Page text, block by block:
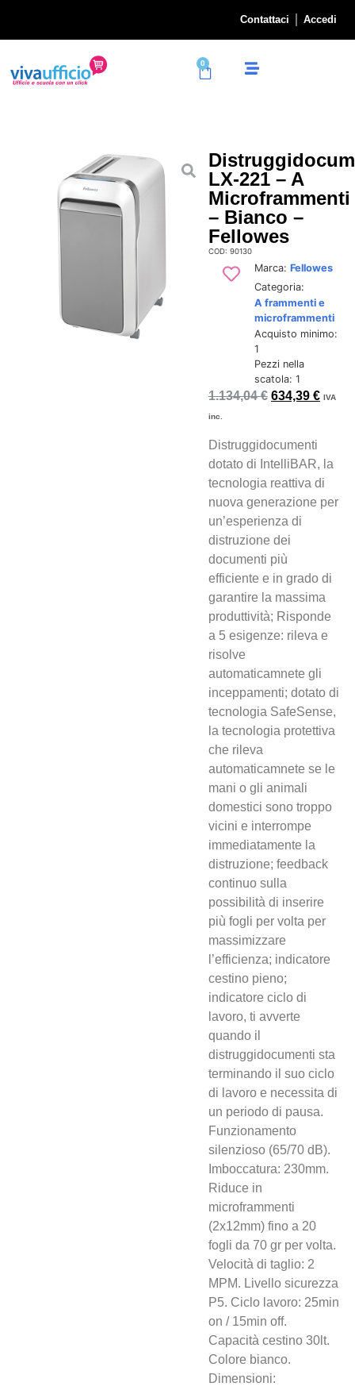
Contattaci Accedi
0
LX-221 – A
Microframmenti
– Bianco –
Fellowes
COD: 90130
Marca: Fellowes
Categoria:
A frammenti e
microframmenti
Acquisto minimo:
1
Pezzi nella
scatola: 1
1.134,04€ 634,39 € IVA
inc.
Distruggidocumenti
dotato di IntelliBAR, la
tecnologia reattiva di
nuova generazione per
un’esperienza di
distruzione dei
documenti più
efficiente e in grado di
garantire la massima
produttività; Risponde
a 5 esigenze: rileva e
risolve
automaticamnete gli
inceppamenti; dotato di
tecnologia SafeSense,
la tecnologia protettiva
che rileva
automaticamnete se le
mani o gli animali
domestici sono troppo
vicini e interrompe
immediatamente la
distruzione; feedback
continuo sulla
possibilità di inserire
più fogli per volta per
massimizzare
l’efficienza; indicatore
cestino pieno;
indicatore ciclo di
lavoro, ti avverte
quando il
distruggidocumenti sta
terminando il suo ciclo
di lavoro e necessita di
un periodo di pausa.
Funzionamento
silenzioso (65/70 dB).
Imboccatura: 230mm.
Riduce in
microframmenti
(2x12mm) fino a 20
fogli da 70 gr per volta.
Velocità di taglio: 2
MPM. Livello sicurezza
P5. Ciclo lavoro: 25min
on / 15min off.
Capacità cestino 30lt.
Colore bianco.
Dimensioni: